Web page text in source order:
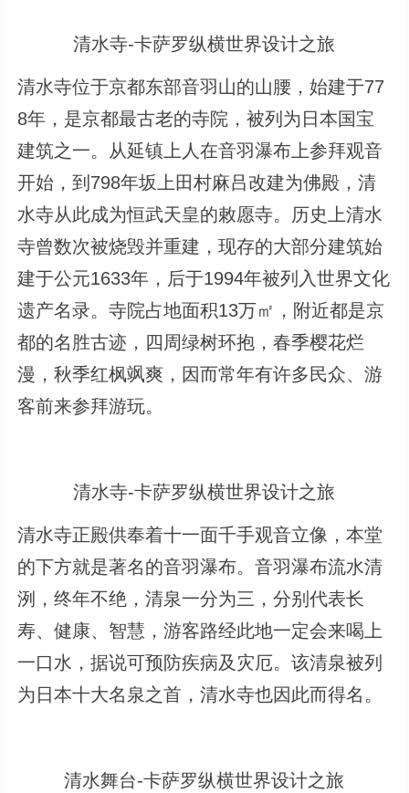
清水寺-卡萨罗纵横世界设计之旅
清水寺位于京都东部音羽山的山腰，始建于77
8年，是京都最古老的寺院，被列为日本国宝
建筑之一。从延镇上人在音羽瀑布上参拜观音
开始，到798年坂上田村麻吕改建为佛殿，清
水寺从此成为恒武天皇的敕愿寺。历史上清水
寺曾数次被烧毁并重建，现存的大部分建筑始
建于公元1633年，后于1994年被列入世界文化
遗产名录。寺院占地面积13万㎡，附近都是京
都的名胜古迹，四周绿树环抱，春季樱花烂
漫，秋季红枫飒爽，因而常年有许多民众、游
客前来参拜游玩。
清水寺-卡萨罗纵横世界设计之旅
清水寺正殿供奉着十一面千手观音立像，本堂
的下方就是著名的音羽瀑布。音羽瀑布流水清
洌，终年不绝，清泉一分为三，分别代表长
寿、健康、智慧，游客路经此地一定会来喝上
一口水，据说可预防疾病及灾厄。该清泉被列
为日本十大名泉之首，清水寺也因此而得名。
清水舞台-卡萨罗纵横世界设计之旅